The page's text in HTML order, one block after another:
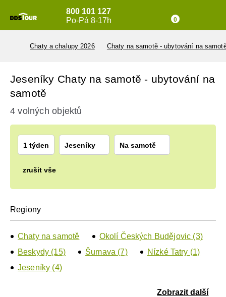
800 101 127
Po-Pá 8-17h
0
Chaty a chalupy 2026 Chaty na samotě - ubytování na
Jeseníky Chaty na samotě - ubytování na
samotě
4 volných objektů
1 týden Jeseníky Na samotě
zrušit vše
Regiony
Chaty na samotě
Okolí Českých Budějovic (3)
Beskydy (15)
Šumava (7)
Nízké Tatry (1)
Jeseníky (4)
Zobrazit další